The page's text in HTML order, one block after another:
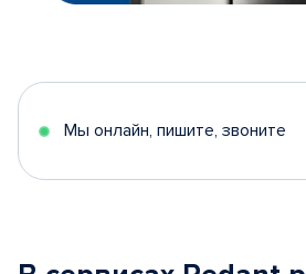
Мы онлайн, пишите, звоните